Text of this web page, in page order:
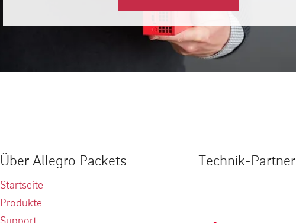
Über Allegro Packets
Startseite
Produkte
Support
Technik-Partner